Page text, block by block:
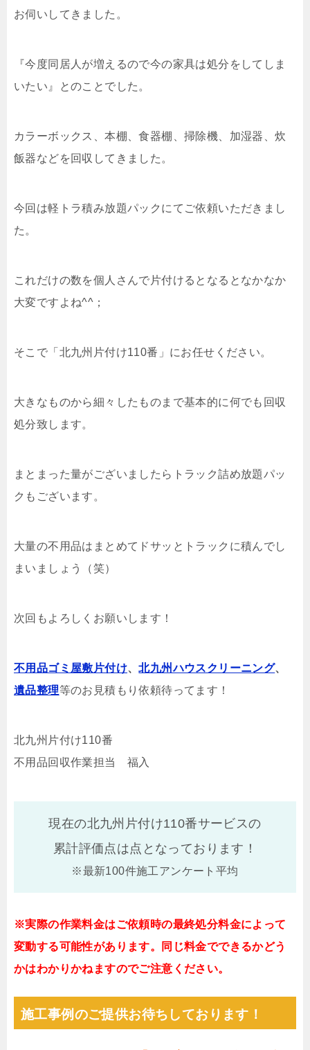
お伺いしてきました。
『今度同居人が増えるので今の家具は処分をしてしま
いたい』とのことでした。
カラーボックス、本棚、食器棚、掃除機、加湿器、炊
飯器などを回収してきました。
今回は軽トラ積み放題パックにてご依頼いただきまし
た。
これだけの数を個人さんで片付けるとなるとなかなか
大変ですよね^^；
そこで「北九州片付け110番」にお任せください。
大きなものから細々したものまで基本的に何でも回収
処分致します。
まとまった量がございましたらトラック詰め放題パッ
クもございます。
大量の不用品はまとめてドサッとトラックに積んでし
まいましょう（笑）
次回もよろしくお願いします！
不用品ゴミ屋敷片付け、北九州ハウスクリーニング、
遺品整理等のお見積もり依頼待ってます！
北九州片付け110番
不用品回収作業担当 福入
現在の北九州片付け110番サービスの
累計評価点は点となっております！
※最新100件施工アンケート平均
※実際の作業料金はご依頼時の最終処分料金によって
変動する可能性があります。同じ料金でできるかどう
かはわかりかねますのでご注意ください。
施工事例のご提供お待ちしております！